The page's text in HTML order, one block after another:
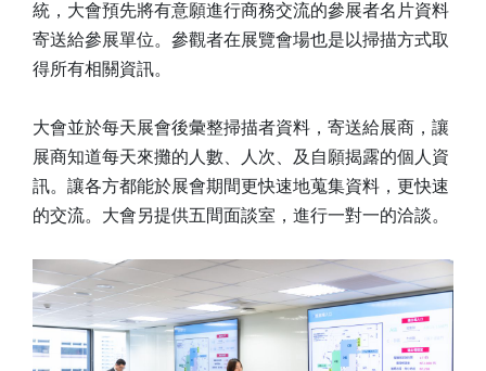
統，大會預先將有意願進行商務交流的參展者名片資料
寄送給參展單位。參觀者在展覽會場也是以掃描方式取
得所有相關資訊。
大會並於每天展會後彙整掃描者資料，寄送給展商，讓
展商知道每天來攤的人數、人次、及自願揭露的個人資
訊。讓各方都能於展會期間更快速地蒐集資料，更快速
的交流。大會另提供五間面談室，進行一對一的洽談。